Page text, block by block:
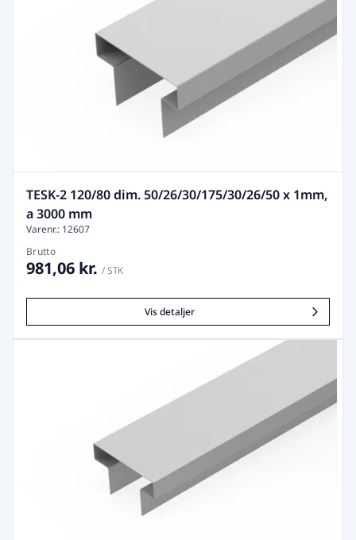
TESK-2 120/80 dim. 50/26/30/175/30/26/50 x 1mm,
a 3000 mm
Varenr.: 12607
Brutto
981,06 kr. / STK
Vis detaljer